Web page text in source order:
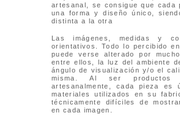
artesanal, se consigue que cada
una forma y diseño único,
distinta a la otra
Las imágenes, medidas y
orientativos. Todo lo percibido
puede verse alterado por
entre ellos, la luz del ambiente
ángulo de visualización y/o el
misma. Al ser productos
artesanalmente, cada pieza es
materiales utilizados en su
técnicamente difíciles de
en cada imagen.